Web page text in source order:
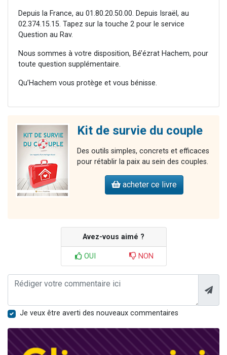
Depuis la France, au 01.80.20.50.00. Depuis Israël, au
02.374.15.15. Tapez sur la touche 2 pour le service
Question au Rav.
Nous sommes à votre disposition, Bé’ézrat Hachem, pour
toute question supplémentaire.
Qu’Hachem vous protège et vous bénisse.
Kit de survie du couple
Des outils simples, concrets et efficaces
pour rétablir la paix au sein des couples.
acheter ce livre
Avez-vous aimé ?
OUI NON
Je veux être averti des nouveaux commentaires